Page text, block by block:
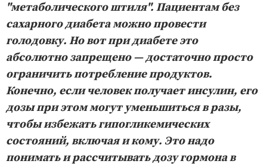
"метаболического штиля". Пациентам без
сахарного диабета можно провести
голодовку. Но вот при диабете это
абсолютно запрещено — достаточно просто
ограничить потребление продуктов.
Конечно, если человек получает инсулин, его
дозы при этом могут уменьшиться в разы,
чтобы избежать гипогликемических
состояний, включая и кому. Это надо
понимать и рассчитывать дозу гормона в